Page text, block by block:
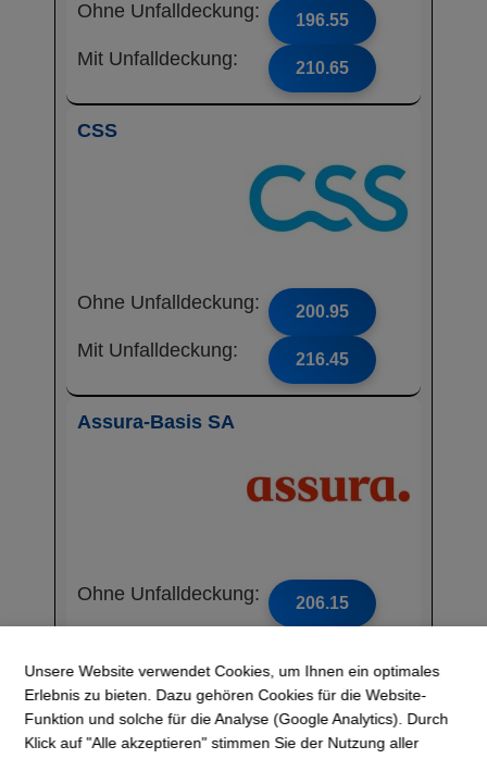
Ohne Unfalldeckung: 196.55
Mit Unfalldeckung: 210.65
CSS
Ohne Unfalldeckung: 200.95
Mit Unfalldeckung: 216.45
Assura-Basis SA
Ohne Unfalldeckung: 206.15
CONCORDIA
Unsere Website verwendet Cookies, um Ihnen ein optimales
Erlebnis zu bieten. Dazu gehören Cookies für die Website-
Funktion und solche für die Analyse (Google Analytics). Durch
Klick auf "Alle akzeptieren" stimmen Sie der Nutzung aller